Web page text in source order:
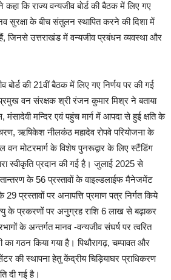
कि राज्य वन्यजीव बोर्ड की बैठक में लिए गए
सुरक्षा के बीच संतुलन स्थापित करने की दिशा में
जिनसे उत्तराखंड में वन्यजीव प्रबंधन व्यवस्था और
बोर्ड की 21वीं बैठक में लिए गए निर्णय पर की गई
प्रमुख वन संरक्षक श्री रंजन कुमार मिश्र ने बताया
मंसादेवी मन्दिर एवं पहुंच मार्ग में आपदा से हुई क्षति के
ऋषिकेश नीलकंठ महादेव रोपवे परियोजना के
वन मोटरमार्ग के विशेष पुनरूद्वार के लिए स्टैंडिंग
स्वीकृति प्रदान की गई है। जुलाई 2025 से
के 56 प्रस्तावों के वाइल्डलाईफ मैनेजमेंट
प्रस्तावों पर अनापत्ति प्रमाण पत्र निर्गत किये
के प्रकरणों पर अनुग्रह राशि 6 लाख से बढ़ाकर
के अन्तर्गत मानव -वन्यजीव संघर्ष पर त्वरित
का गठन किया गया है। पिथौरागढ़, चम्पावत और
की स्थापना हेतु केंद्रीय चिड़ियाघर प्राधिकरण
दी गई है।